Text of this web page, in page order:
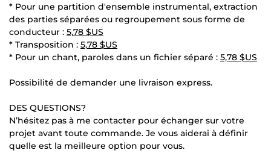
* Pour une partition d'ensemble instrumental, extraction
des parties séparées ou regroupement sous forme de
conducteur : 5,78 $US
* Transposition : 5,78 $US
* Pour un chant, paroles dans un fichier séparé : 5,78 $US
Possibilité de demander une livraison express.
DES QUESTIONS?
N’hésitez pas à me contacter pour échanger sur votre
projet avant toute commande. Je vous aiderai à définir
quelle est la meilleure option pour vous.